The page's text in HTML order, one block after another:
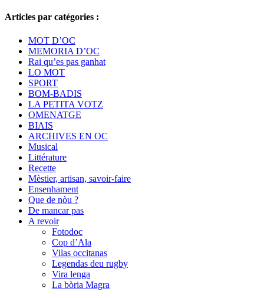
Articles par catégories :
MOT D’OC
MEMORIA D’OC
Rai qu’es pas ganhat
LO MOT
SPORT
BOM-BADIS
LA PETITA VOTZ
OMENATGE
BIAIS
ARCHIVES EN OC
Musical
Littérature
Recette
Mèstier, artisan, savoir-faire
Ensenhament
Que de nòu ?
De mancar pas
A revoir
Fotodoc
Cop d’Ala
Vilas occitanas
Legendas deu rugby
Vira lenga
La bòria Magra